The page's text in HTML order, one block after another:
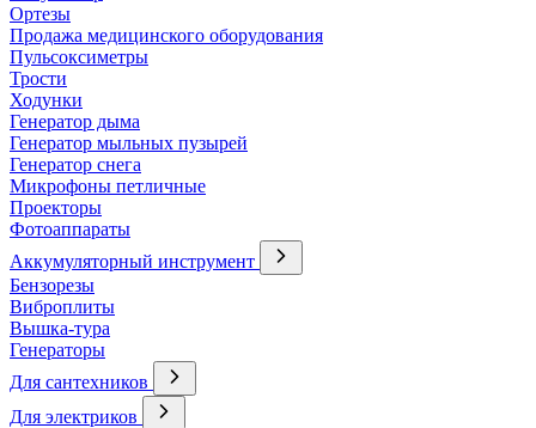
Ортезы
Продажа медицинского оборудования
Пульсоксиметры
Трости
Ходунки
Генератор дыма
Генератор мыльных пузырей
Генератор снега
Микрофоны петличные
Проекторы
Фотоаппараты
Аккумуляторный инструмент
Бензорезы
Виброплиты
Вышка-тура
Генераторы
Для сантехников
Для электриков